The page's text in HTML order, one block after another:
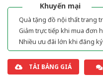
Khuyến mại
Quà tặng đồ nội thất trang
Giảm trực tiếp khi mua đơn
Nhiều ưu đãi lớn khi đăng
TẢI BẢNG GIÁ